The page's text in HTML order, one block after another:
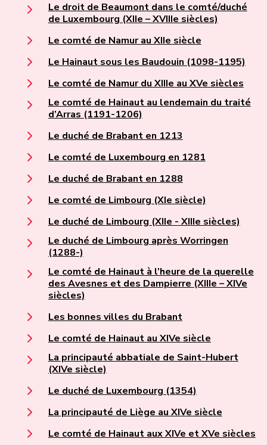
Le droit de Beaumont dans le comté/duché
de Luxembourg (XIIe – XVIIIe siècles)
Le comté de Namur au XIIe siècle
Le Hainaut sous les Baudouin (1098-1195)
Le comté de Namur du XIIIe au XVe siècles
Le comté de Hainaut au lendemain du traité
d’Arras (1191-1206)
Le duché de Brabant en 1213
Le comté de Luxembourg en 1281
Le duché de Brabant en 1288
Le comté de Limbourg (XIe siècle)
Le duché de Limbourg (XIIe - XIIIe siècles)
Le duché de Limbourg après Worringen
(1288-)
Le comté de Hainaut à l’heure de la querelle
des Avesnes et des Dampierre (XIIIe – XIVe
siècles)
Les bonnes villes du Brabant
Le comté de Hainaut au XIVe siècle
La principauté abbatiale de Saint-Hubert
(XIVe siècle)
Le duché de Luxembourg (1354)
La principauté de Liège au XIVe siècle
Le comté de Hainaut aux XIVe et XVe siècles